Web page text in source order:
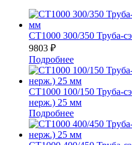
СТ1000 300/350 Труба-
9803 ₽
Подробнее
СТ1000 100/150 Труба-
нерж.) 25 мм
Подробнее